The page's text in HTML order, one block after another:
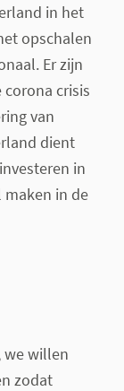
in het
opschalen
Er zijn
crisis
van
dient
in
maken in de
we willen
zodat